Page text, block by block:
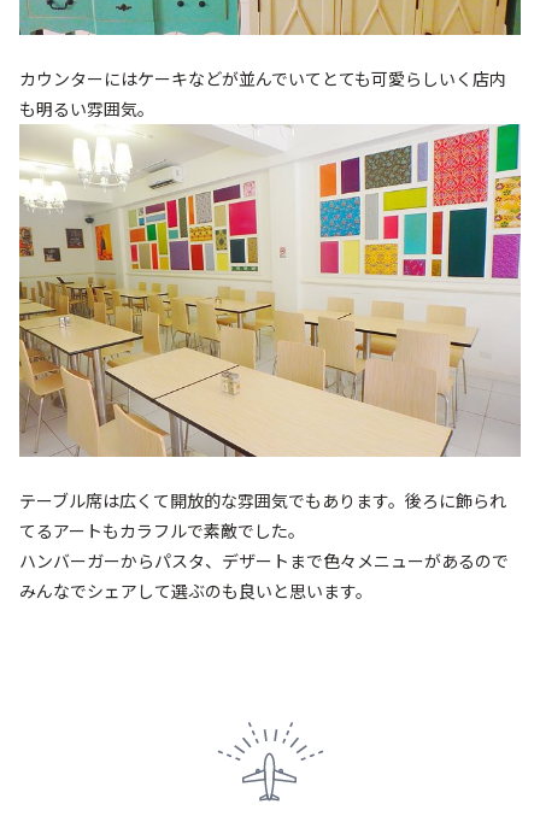
カウンターにはケーキなどが並んでいてとても可愛らしいく店内
も明るい雰囲気。
テーブル席は広くて開放的な雰囲気でもあります。後ろに飾られ
てるアートもカラフルで素敵でした。
ハンバーガーからパスタ、デザートまで色々メニューがあるので
みんなでシェアして選ぶのも良いと思います。